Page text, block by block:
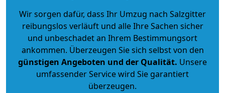
Wir sorgen dafür, dass Ihr Umzug nach Salzgitter
reibungslos verläuft und alle Ihre Sachen sicher
und unbeschadet an Ihrem Bestimmungsort
ankommen. Überzeugen Sie sich selbst von den
günstigen Angeboten und der Qualität. Unsere
umfassender Service wird Sie garantiert
überzeugen.